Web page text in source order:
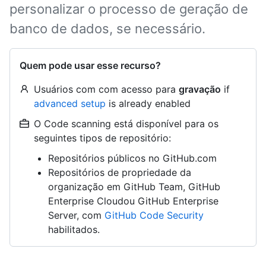
personalizar o processo de geração de
banco de dados, se necessário.
Quem pode usar esse recurso?
Usuários com com acesso para gravação if
advanced setup is already enabled
O Code scanning está disponível para os
seguintes tipos de repositório:
Repositórios públicos no GitHub.com
Repositórios de propriedade da
organização em GitHub Team, GitHub
Enterprise Cloudou GitHub Enterprise
Server, com GitHub Code Security
habilitados.